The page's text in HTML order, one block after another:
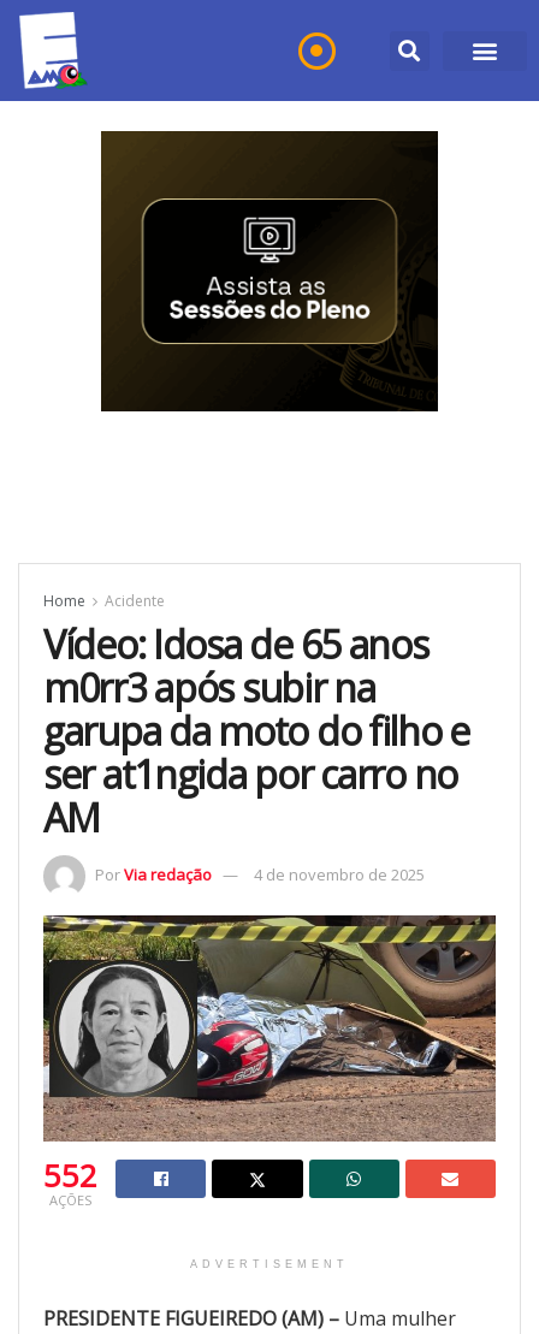
Home Acidente
Vídeo: Idosa de 65 anos
m0rr3 após subir na
garupa da moto do filho e
ser at1ngida por carro no
AM
PorVia redação 4 de novembro de 2025
552
AÇÕES
ADVERTISEMENT
PRESIDENTE FIGUEIREDO (AM) – Uma mulher